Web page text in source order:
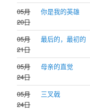
05月
20日
你是我的英雄
05月
21日
最后的，最初的
05月
24日
母亲的直觉
05月
24日
三叉戟